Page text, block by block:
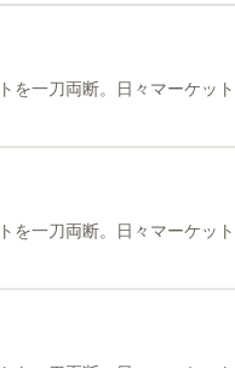
を一刀両断。日々マーケッ
を一刀両断。日々マーケッ